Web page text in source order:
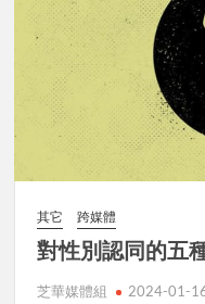
其它 跨媒體
對性別認同的五
芝華媒體組 2024-01-